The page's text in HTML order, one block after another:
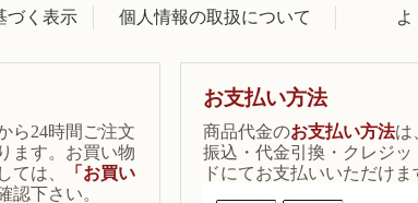
づく表示 個人情報の取扱について
ら24時間ご注文
ます。お買い物
ては、
「お買い
認下さい。
お支払い方法
商品代金のお支払い方法は
振込・代金引換・クレジッ
ドにてお支払いいただけま